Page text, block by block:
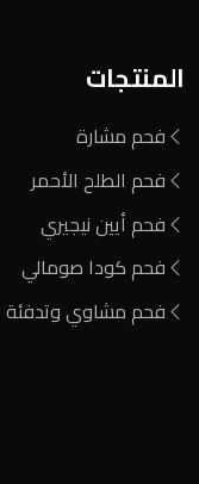
المنتجات
فحم مشارة
فحم الطلح الأحمر
فحم أيين نيجيري
فحم كودا صومالي
فحم مشاوي وتدفئة